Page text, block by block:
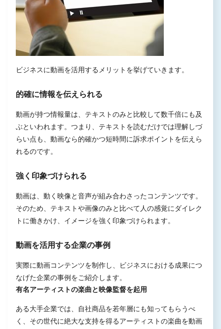
ビジネスに動画を活用するメリットを挙げていきます。
的確に情報を伝えられる
動画が持つ情報量は、テキストのみと比較して数千倍にも及
ぶといわれます。つまり、テキストを読むだけでは理解しづ
らい点も、動画なら的確かつ短時間に訴求ポイントを伝えら
れるのです。
強く印象づけられる
動画は、動く映像と音声が組み合わさったコンテンツです。
そのため、テキストや画像のみと比べて人の感覚にダイレク
トに働きかけ、イメージを強く印象づけられます。
動画を活用する企業の事例
実際に動画コンテンツを制作し、ビジネスにおける成果につ
なげた企業の事例をご紹介します。
有名アーティストの楽曲と映像監督を起用
ある大手企業では、自社商品を若年層にも知ってもらうべ
く、その世代に絶大な支持を得るアーティストの楽曲を動画